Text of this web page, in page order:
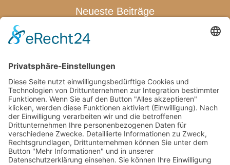
Neueste Beiträge
Warum sich eine Terrassenüberdachung für die ganze Familie
Wenn der erste Abschied schwerfällt: Was Eltern jetzt wirklich
Welche Pflegeprodukte Eltern wirklich brauchen
Von den Bienen lernen: Kindern die Natur näherbringen
Wie Familien mit kindgerechten Pools stressfreie
Freizeitmomente zuhause schaffen